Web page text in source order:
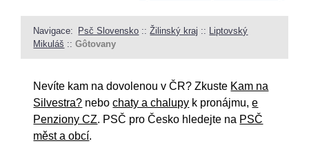
Navigace: Psč Slovensko ::Žilinský kraj :: Liptovský
Mikuláš ::Gôtovany
Nevíte kam na dovolenou v ČR? Zkuste Kam na
Silvestra? nebochaty a chalupy k pronájmu,e
Penziony CZ. PSČ pro Česko hledejte na PSČ
měst a obcí.